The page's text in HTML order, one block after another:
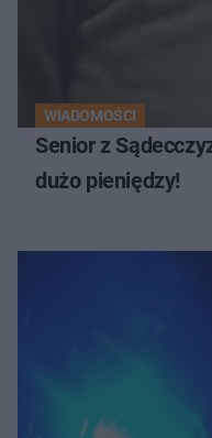
WIADOMOŚCI
Senior z
dużo pieniędzy!